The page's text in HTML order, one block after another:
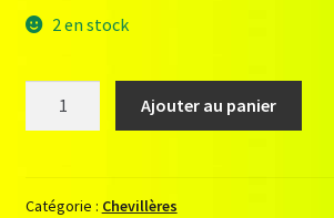
2 en stock
(agate
Ajouter au panier
Catégorie : Chevillères